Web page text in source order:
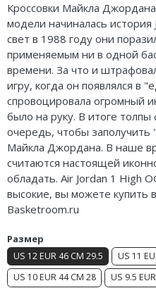
Кроссовки Майкла
модели начиналась
свет в 1988 году они
применяемым ни в одной
времени. За что и
игру, когда он появлялся в
спровоцировала огромный
было на руку. В итоге толпы
очередь, чтобы
Майкла Джордана. В наше
считаются настоящей
обладать. Air Jordan 1 High
высокие, вы можете купить
Basketroom.ru
Размер
US 12 EUR 46 CM 29.5
US 11
US 10 EUR 44 CM 28
US 9.5
Air Jordan 36
Air Jordan 1
Air Jordan 3
Air Jordan 4
Air Jordan 5
Air Jordan 6
Air Jordan 7
Air Jordan 10
Air Jordan 11
Air Jordan 12
Nike Precision
Nike Hyperdunk
Nike Hyperset
Nike Cosmic Unity
Nike Air Deldon
Nike Sabrina
Nike A’ja
Nike ST
Nike GT
Nike Ja
adidas Harden
adidas Dame
adidas AE
Adidas Yeezy Boost
Old Order
LACOSTE
The North Face